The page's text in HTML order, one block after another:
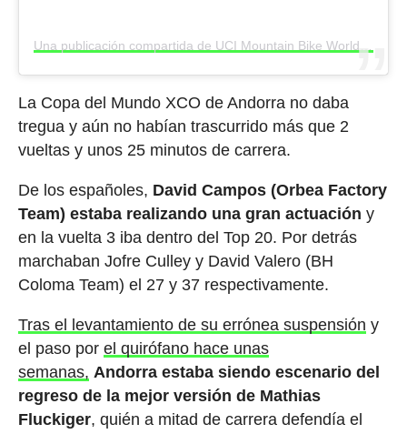
La Copa del Mundo XCO de Andorra no daba
tregua y aún no habían trascurrido más que 2
vueltas y unos 25 minutos de carrera.
De los españoles, David Campos (Orbea Factory
Team) estaba realizando una gran actuación y
en la vuelta 3 iba dentro del Top 20. Por detrás
marchaban Jofre Culley y David Valero (BH
Coloma Team) el 27 y 37 respectivamente.
Tras el levantamiento de su errónea suspensión y
el paso por el quirófano hace unas
semanas, Andorra estaba siendo escenario del
regreso de la mejor versión de Mathias
Fluckiger, quién a mitad de carrera defendía el